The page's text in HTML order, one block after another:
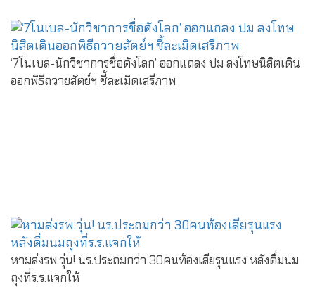
‘7โนเบล-นักวิชาการชื่อดังโลก’ ออกแถลง ปม ลงโทษนิสิตเดิน
ออกพิธีถวายสัตย์ฯ ชี้ละเมิดเสรีภาพ
หามส่งรพ.วุ่น! นร.ประถมกว่า 30คนท้องเสียรุนแรง หลังดื่มนม
ถุงที่ร.ร.แจกให้